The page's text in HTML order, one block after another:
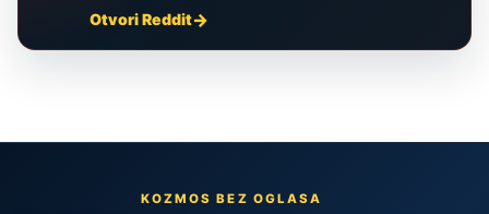
Otvori Reddit
KOZMOS BEZ OGLASA